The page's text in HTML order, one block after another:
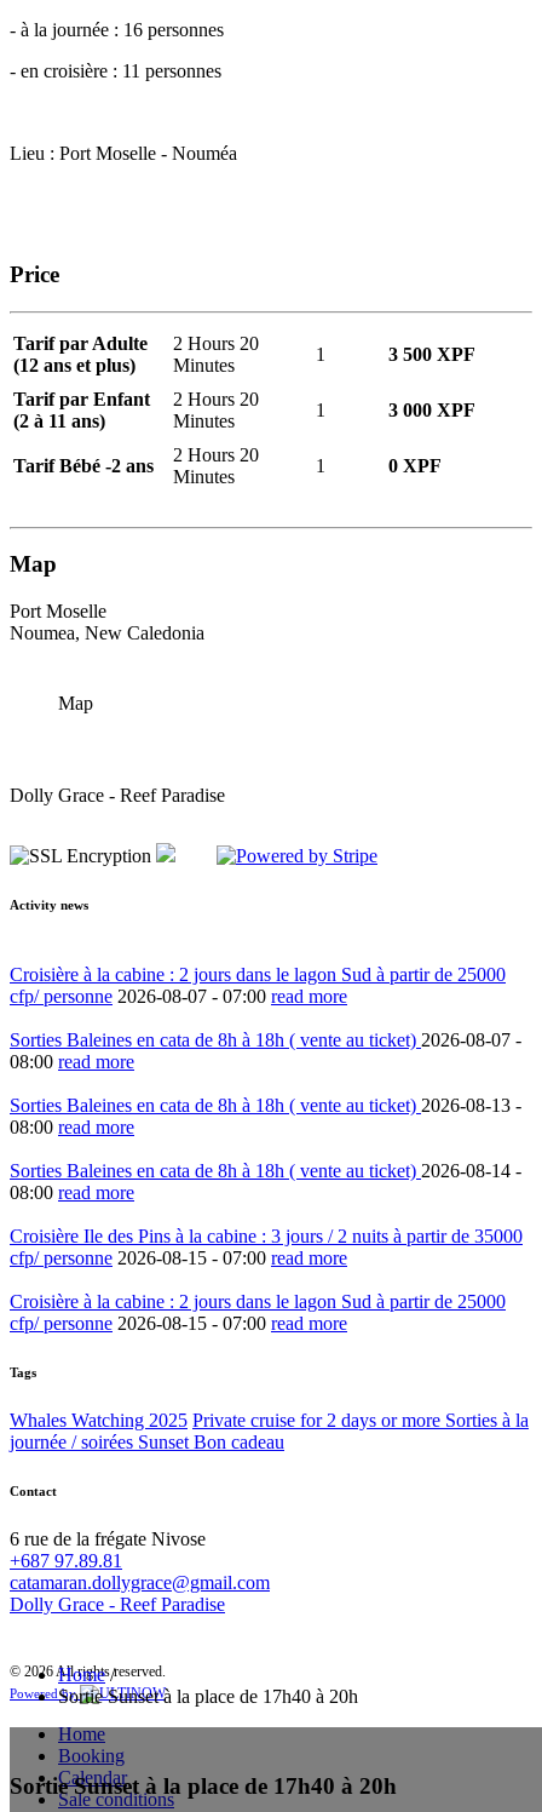
Home/
Sortie Sunset à la place de 17h40 à 20h
Sortie Sunset à la place de 17h40 à 20h
- à la journée : 16 personnes
- en croisière : 11 personnes
Lieu : Port Moselle - Nouméa
Price
Tarif par Adulte
(12 ans et plus)
2 Hours 20
Minutes
1 3 500 XPF
Tarif par Enfant
(2 à 11 ans)
2 Hours 20
Minutes
1 3 000 XPF
Tarif Bébé -2 ans
2 Hours 20
Minutes
1 0 XPF
Map
Port Moselle
Noumea, New Caledonia
Map
Dolly Grace - Reef Paradise
Activity news
Croisière à la cabine : 2 jours dans le lagon Sud à partir de 25000
cfp/ personne 2026-08-07 - 07:00 read more
Sorties Baleines en cata de 8h à 18h ( vente au ticket) 2026-08-07 -
08:00 read more
Sorties Baleines en cata de 8h à 18h ( vente au ticket) 2026-08-13 -
08:00 read more
Sorties Baleines en cata de 8h à 18h ( vente au ticket) 2026-08-14 -
08:00 read more
Croisière Ile des Pins à la cabine : 3 jours / 2 nuits à partir de 35000
cfp/ personne 2026-08-15 - 07:00 read more
Croisière à la cabine : 2 jours dans le lagon Sud à partir de 25000
cfp/ personne 2026-08-15 - 07:00 read more
Tags
Whales Watching 2025 Private cruise for 2 days or more Sorties à la
journée / soirées Sunset Bon cadeau
Contact
6 rue de la frégate Nivose
+687 97.89.81
catamaran.dollygrace@gmail.com
Dolly Grace - Reef Paradise
© 2026 All rights reserved.
Powered by
Home
Booking
Calendar
Sale conditions